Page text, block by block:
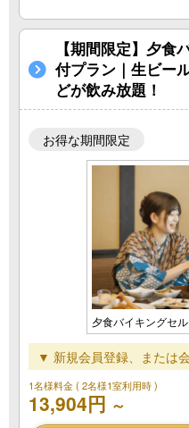
【期間限定】夕食
付プラン｜生ビー
どが飲み放題！
お得な期間限定
夕食バイキングセ
▼ 新規会員登録、または
1名様料金( 2名様1室利用時 )
13,904円 ～